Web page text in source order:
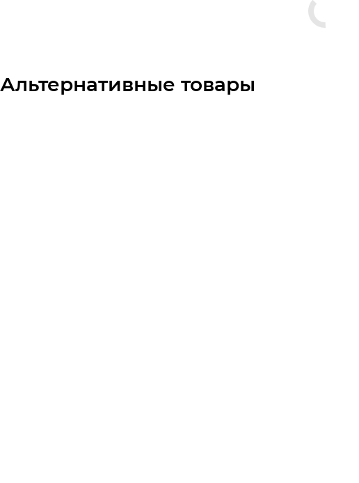
Альтернативные товары